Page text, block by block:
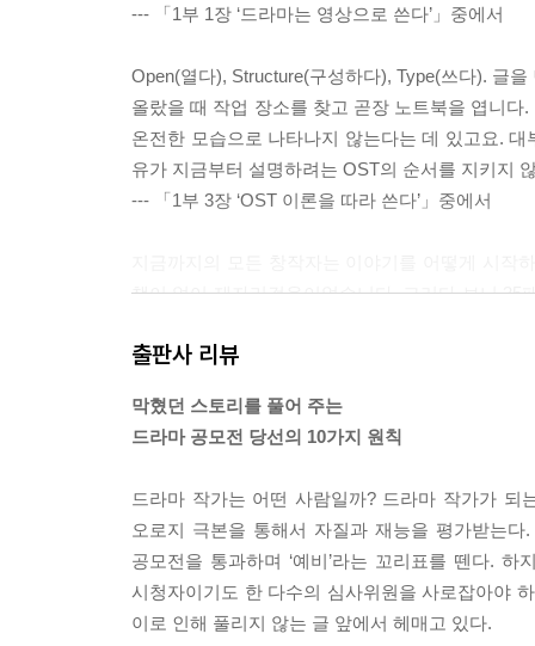
--- 「1부 1장 ‘드라마는 영상으로 쓴다’」중에서
Open(열다), Structure(구성하다), Type(쓰다). 글
올랐을 때 작업 장소를 찾고 곧장 노트북을 엽니
온전한 모습으로 나타나지 않는다는 데 있고요.
유가 지금부터 설명하려는 OST의 순서를 지키지
--- 「1부 3장 ‘OST 이론을 따라 쓴다’」중에서
책이 없어 제자리걸음이었습니다. 그러다 보니
재할까요? 시작과 끝 지점이 어디인지를 먼저 알
《이상한 변호사 우영우》(2022)의 주인공 우영
청자는 사랑합니다. 1막에서 사건을 등장시켜 이
21세기의 드라마 창작에서는 전체의 절반을 차지
2막이라는 긴 척추를 지탱하고 유지하기 위해 1막
--- 「1부 8장 ‘행동의 척추를 세워 쓴다’」중에서
출판사 리뷰
막혔던 스토리를 풀어 주는
드라마 공모전 당선의 10가지 원칙
드라마 작가는 어떤 사람일까? 드라마 작가가
오로지 극본을 통해서 자질과 재능을 평가받는
공모전을 통과하며 ‘예비’라는 꼬리표를 뗀다.
시청자이기도 한 다수의 심사위원을 사로잡아야
이로 인해 풀리지 않는 글 앞에서 헤매고 있다.